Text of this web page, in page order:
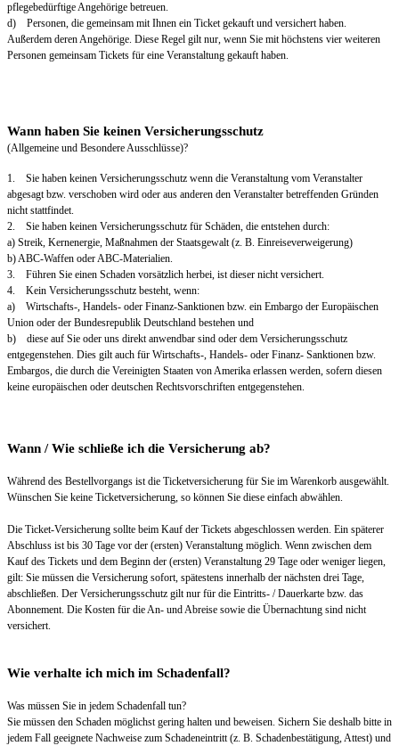
pflegebedürftige Angehörige betreuen.
d) Personen, die gemeinsam mit Ihnen ein Ticket gekauft und versichert haben.
Außerdem deren Angehörige. Diese Regel gilt nur, wenn Sie mit höchstens vier weiteren
Personen gemeinsam Tickets für eine Veranstaltung gekauft haben.
Wann haben Sie keinen Versicherungsschutz
(Allgemeine und Besondere Ausschlüsse)?
1. Sie haben keinen Versicherungsschutz wenn die Veranstaltung vom Veranstalter
abgesagt bzw. verschoben wird oder aus anderen den Veranstalter betreffenden Gründen
nicht stattfindet.
2. Sie haben keinen Versicherungsschutz für Schäden, die entstehen durch:
a) Streik, Kernenergie, Maßnahmen der Staatsgewalt (z. B. Einreiseverweigerung)
b) ABC-Waffen oder ABC-Materialien.
3. Führen Sie einen Schaden vorsätzlich herbei, ist dieser nicht versichert.
4. Kein Versicherungsschutz besteht, wenn:
a) Wirtschafts-, Handels- oder Finanz-Sanktionen bzw. ein Embargo der Europäischen
Union oder der Bundesrepublik Deutschland bestehen und
b) diese auf Sie oder uns direkt anwendbar sind oder dem Versicherungsschutz
entgegenstehen. Dies gilt auch für Wirtschafts-, Handels- oder Finanz- Sanktionen bzw.
Embargos, die durch die Vereinigten Staaten von Amerika erlassen werden, sofern diesen
keine europäischen oder deutschen Rechtsvorschriften entgegenstehen.
Wann / Wie schließe ich die Versicherung ab?
Während des Bestellvorgangs ist die Ticketversicherung für Sie im Warenkorb ausgewählt.
Wünschen Sie keine Ticketversicherung, so können Sie diese einfach abwählen.
Die Ticket-Versicherung sollte beim Kauf der Tickets abgeschlossen werden. Ein späterer
Abschluss ist bis 30 Tage vor der (ersten) Veranstaltung möglich. Wenn zwischen dem
Kauf des Tickets und dem Beginn der (ersten) Veranstaltung 29 Tage oder weniger liegen,
gilt: Sie müssen die Versicherung sofort, spätestens innerhalb der nächsten drei Tage,
abschließen. Der Versicherungsschutz gilt nur für die Eintritts- / Dauerkarte bzw. das
Abonnement. Die Kosten für die An- und Abreise sowie die Übernachtung sind nicht
versichert.
Wie verhalte ich mich im Schadenfall?
Was müssen Sie in jedem Schadenfall tun?
Sie müssen den Schaden möglichst gering halten und beweisen. Sichern Sie deshalb bitte in
jedem Fall geeignete Nachweise zum Schadeneintritt (z. B. Schadenbestätigung, Attest) und